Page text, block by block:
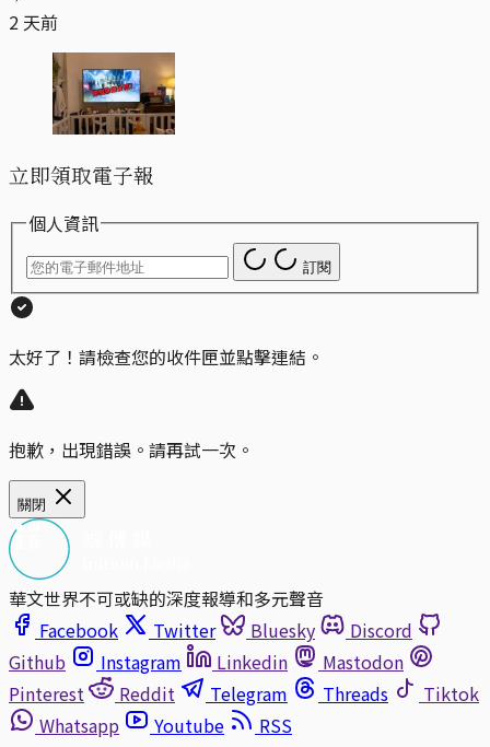
2 天前
立即領取電子報
個人資訊
訂閱
太好了！請檢查您的收件匣並點擊連結。
抱歉，出現錯誤。請再試一次。
關閉
華文世界不可或缺的深度報導和多元聲音
Facebook
Twitter Bluesky
Discord
Github
Instagram Linkedin
Mastodon
Pinterest
Reddit Telegram Threads
Tiktok
Whatsapp
Youtube
RSS